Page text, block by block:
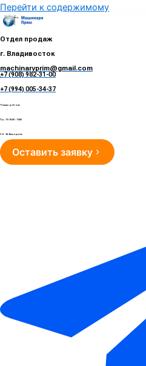
Перейти к содержимому
Отдел продаж
г. Владивосток
machinaryprim@gmail.com
+7 (908) 982-31-00
+7 (994) 005-34-37
Режим работы
Пн - Пт 10:00 - 19:00
Сб - Вс Выходные
Оставить заявку